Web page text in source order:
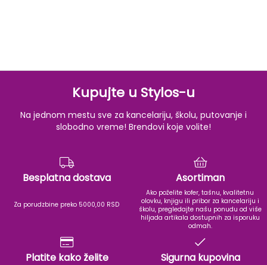
Kupujte u Stylos-u
Na jednom mestu sve za kancelariju, školu, putovanje i
slobodno vreme! Brendovi koje volite!
Besplatna dostava
Za porudzbine preko 5000,00 RSD
Asortiman
Ako poželite kofer, tašnu, kvalitetnu
olovku, knjigu ili pribor za kancelariju i
školu, pregledajte našu ponudu od više
hiljada artikala dostupnih za isporuku
odmah.
Platite kako želite Sigurna kupovina